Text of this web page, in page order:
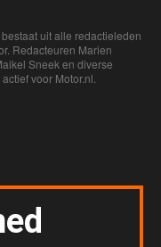
uit alle redactieleden
Redacteuren Marien
Sneek en diverse
voor Motor.nl.